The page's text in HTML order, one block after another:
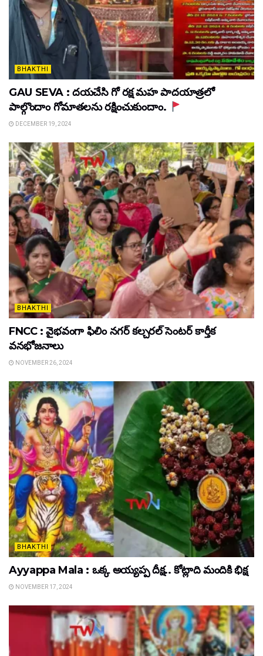
BHAKTHI
GAU SEVA : దయచేసి గో రక్ష మహ పాదయాత్రలో
పాల్గొందాం గోమాతలను రక్షించుకుందాం.
DECEMBER 19, 2024
BHAKTHI
FNCC : వైభవంగా ఫిలిం నగర్ కల్చరల్ సెంటర్ కార్తీక
వనభోజనాలు
NOVEMBER 26, 2024
BHAKTHI
Ayyappa Mala : ఒక్క అయ్యప్ప దీక్ష.. కోట్లాది మందికి భిక్ష
NOVEMBER 17, 2024